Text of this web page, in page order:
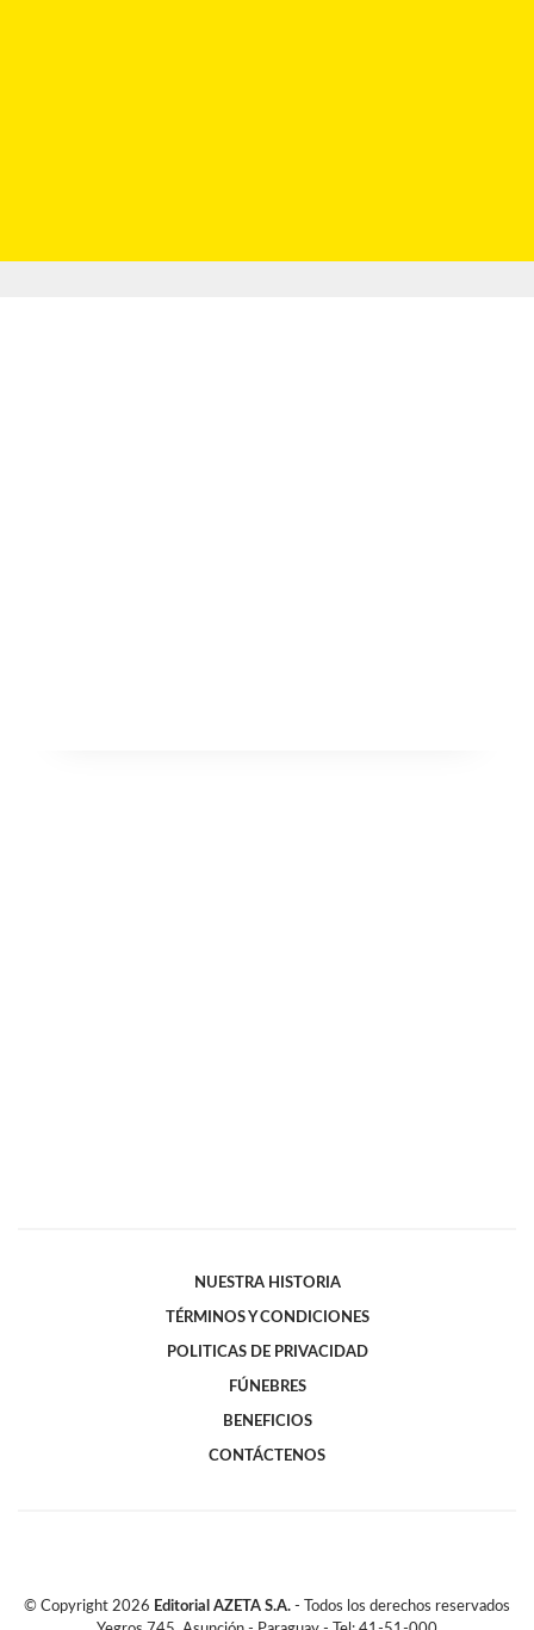
NUESTRA HISTORIA
TÉRMINOS Y CONDICIONES
POLITICAS DE PRIVACIDAD
FÚNEBRES
BENEFICIOS
CONTÁCTENOS
© Copyright 2026 Editorial AZETA S.A. - Todos los derechos reservados